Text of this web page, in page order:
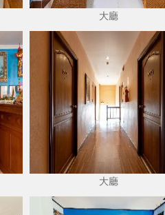
大廳
大廳